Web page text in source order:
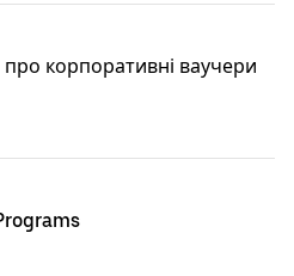
корпоративні ваучери